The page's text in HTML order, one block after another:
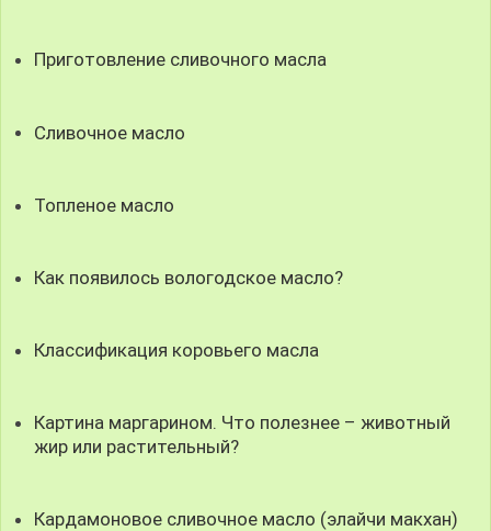
Приготовление сливочного масла
Сливочное масло
Топленое масло
Как появилось вологодское масло?
Классификация коровьего масла
Картина маргарином. Что полезнее – животный
жир или растительный?
Кардамоновое сливочное масло (элайчи макхан)